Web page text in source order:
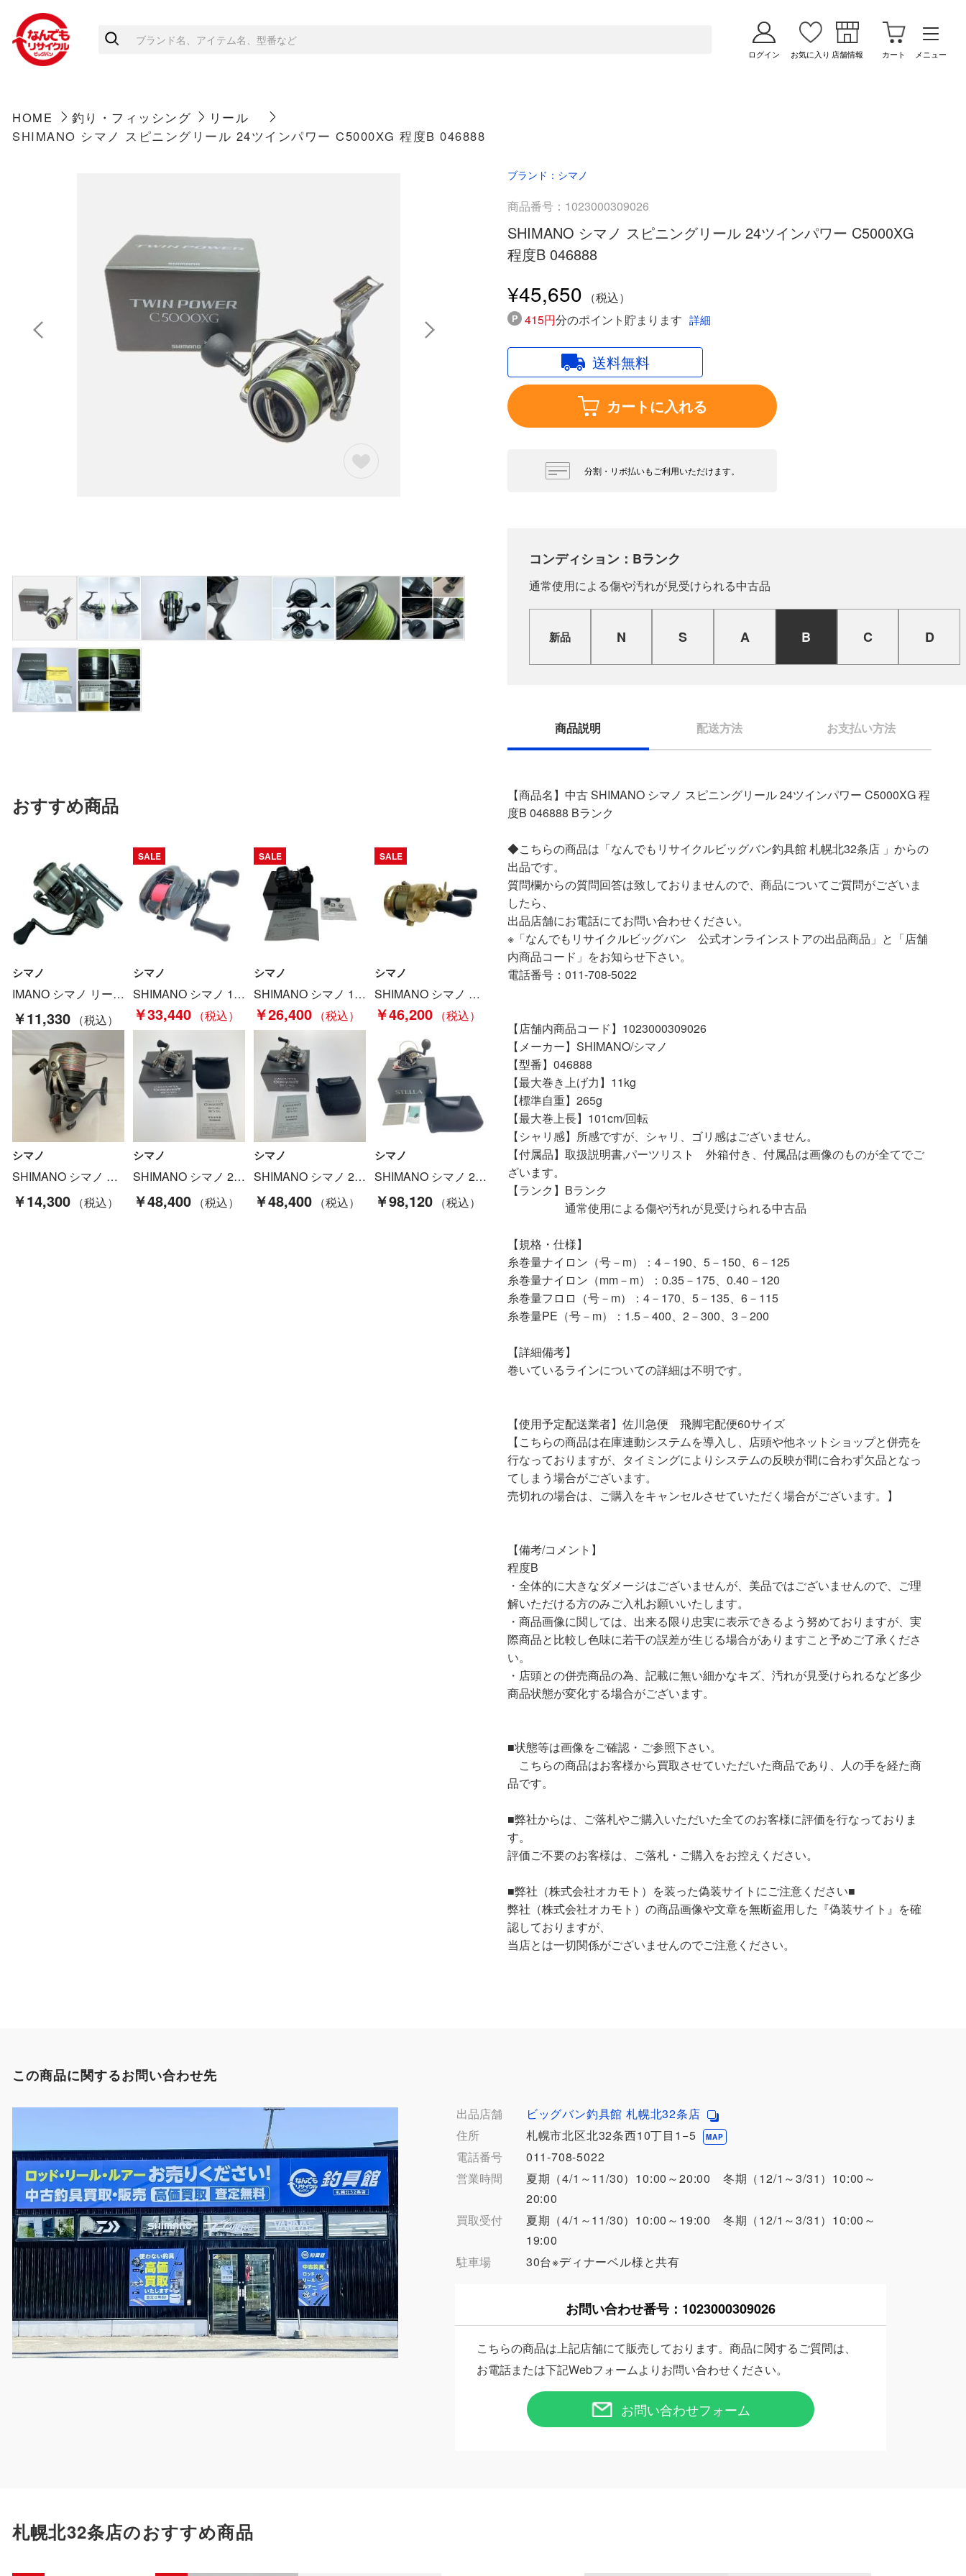
ログイン お気に入り 店舗情報 カート メニュー
HOME 釣り・フィッシング
リール
SHIMANO シマノ スピニングリール 24ツインパワー C5000XG 程度B 046888
おすすめ商品
シマノ
IMANO シマノ リール スピニングリール ナスキー2500 Cランク
￥11,330
SALE
シマノ
SHIMANO シマノ 18 アンタレス DC MD XG 右 03874 Bランク
￥33,440
SALE
シマノ
SHIMANO シマノ 19 バルケッタプレミアム 150DHXG 04011 Bランク
￥26,400
SALE
シマノ
SHIMANO シマノ カルカッタコンクエスト200 CALCUTTACONQUEST200 Bランク
￥46,200
シマノ
SHIMANO シマノ PAスピンパワー SA26(02046 本体のみ Cランク
￥14,300
シマノ
SHIMANO シマノ 23 カルカッタコンクエスト BFS XG 左ハンドル 045713 Bランク
￥48,400
シマノ
SHIMANO シマノ 23 カルカッタコンクエスト BFS XG 左ハンドル 045713 Aランク
￥48,400
シマノ
SHIMANO シマノ 20ステラSW 18000HG 04080 Bランク
￥98,120
ブランド：シマノ
商品番号：1023000309026
SHIMANO シマノ スピニングリール 24ツインパワー C5000XG
程度B 046888
¥45,650
415円分のポイント貯まります 詳細
送料無料
カートに入れる
分割・リボ払いもご利用いただけます。
コンディション：Bランク
通常使用による傷や汚れが見受けられる中古品
新品 N S A B C D
商品説明 配送方法 お支払い方法
【商品名】中古 SHIMANO シマノ スピニングリール 24ツインパワー C5000XG 程
度B 046888 Bランク
◆こちらの商品は「なんでもリサイクルビッグバン釣具館 札幌北32条店 」からの
出品です。
質問欄からの質問回答は致しておりませんので、商品についてご質問がございま
したら、
出品店舗にお電話にてお問い合わせください。
※「なんでもリサイクルビッグバン 公式オンラインストアの出品商品」と「店舗
内商品コード」をお知らせ下さい。
電話番号：011-708-5022
【店舗内商品コード】1023000309026
【メーカー】SHIMANO/シマノ
【型番】046888
【最大巻き上げ力】11kg
【標準自重】265g
【最大巻上長】101cm/回転
【シャリ感】所感ですが、シャリ、ゴリ感はございません。
【付属品】取扱説明書,パーツリスト 外箱付き、付属品は画像のものが全てでご
ざいます。
【ランク】Bランク
通常使用による傷や汚れが見受けられる中古品
【規格・仕様】
糸巻量ナイロン（号－m）：4－190、5－150、6－125
糸巻量ナイロン（mm－m）：0.35－175、0.40－120
糸巻量フロロ（号－m）：4－170、5－135、6－115
糸巻量PE（号－m）：1.5－400、2－300、3－200
【詳細備考】
巻いているラインについての詳細は不明です。
【使用予定配送業者】佐川急便 飛脚宅配便60サイズ
【こちらの商品は在庫連動システムを導入し、店頭や他ネットショップと併売を
行なっておりますが、タイミングによりシステムの反映が間に合わず欠品となっ
てしまう場合がございます。
売切れの場合は、ご購入をキャンセルさせていただく場合がございます。】
【備考/コメント】
程度B
・全体的に大きなダメージはございませんが、美品ではございませんので、ご理
解いただける方のみご入札お願いいたします。
・商品画像に関しては、出来る限り忠実に表示できるよう努めておりますが、実
際商品と比較し色味に若干の誤差が生じる場合がありますこと予めご了承くださ
い。
・店頭との併売商品の為、記載に無い細かなキズ、汚れが見受けられるなど多少
商品状態が変化する場合がございます。
■状態等は画像をご確認・ご参照下さい。
こちらの商品はお客様から買取させていただいた商品であり、人の手を経た商
品です。
■弊社からは、ご落札やご購入いただいた全てのお客様に評価を行なっておりま
す。
評価ご不要のお客様は、ご落札・ご購入をお控えください。
■弊社（株式会社オカモト）を装った偽装サイトにご注意ください■
弊社（株式会社オカモト）の商品画像や文章を無断盗用した『偽装サイト』を確
認しておりますが、
当店とは一切関係がございませんのでご注意ください。
この商品に関するお問い合わせ先
出品店舗
ビッグバン釣具館 札幌北32条店
住所
札幌市北区北32条西10丁目1−5 MAP
電話番号
011-708-5022
営業時間
夏期（4/1～11/30）10:00～20:00 冬期（12/1～3/31）10:00～
20:00
買取受付
夏期（4/1～11/30）10:00～19:00 冬期（12/1～3/31）10:00～
19:00
駐車場
30台※ディナーベル様と共有
お問い合わせ番号： 1023000309026
こちらの商品は上記店舗にて販売しております。商品に関するご質問は、
お電話または下記Webフォームよりお問い合わせください。
お問い合わせフォーム
札幌北32条店のおすすめ商品